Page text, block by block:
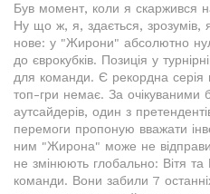
Був момент, коли я скаржився
Ну що ж, я, здається,
нове: у "Жирони" абсолютно
до єврокубків. Позиція у
для команди. Є рекордна серія
топ-гри немає. За очікуваними
аутсайдерів, один з
перемоги пропоную вважати
ним "Жирона" може не
не змінюють глобально: Вітя та
команди. Вони забили 7